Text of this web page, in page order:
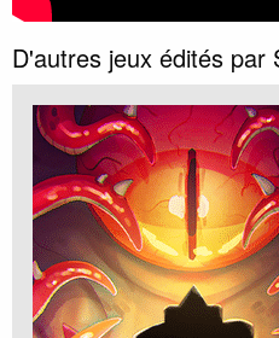
D'autres jeux édités par